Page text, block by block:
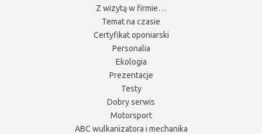
Z wizytą w firmie…
Temat na czasie
Certyfikat oponiarski
Personalia
Ekologia
Prezentacje
Testy
Dobry serwis
Motorsport
ABC wulkanizatora i mechanika